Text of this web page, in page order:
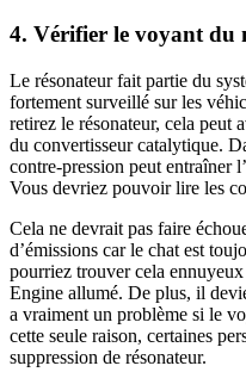
4. Vérifier le voyant du
Le résonateur fait partie du
fortement surveillé sur les
retirez le résonateur, cela peut
du convertisseur catalytique.
contre-pression peut entraîner
Vous devriez pouvoir lire les
Cela ne devrait pas faire
d’émissions car le chat est
pourriez trouver cela
Engine allumé. De plus, il
a vraiment un problème si le
cette seule raison, certaines
suppression de résonateur.